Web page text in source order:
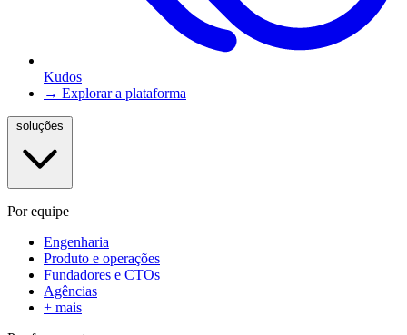
Kudos
→ Explorar a plataforma
Por equipe
Engenharia
Produto e operações
Fundadores e CTOs
Agências
+ mais